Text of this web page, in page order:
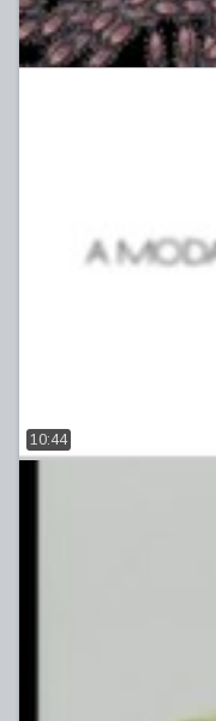
10:44